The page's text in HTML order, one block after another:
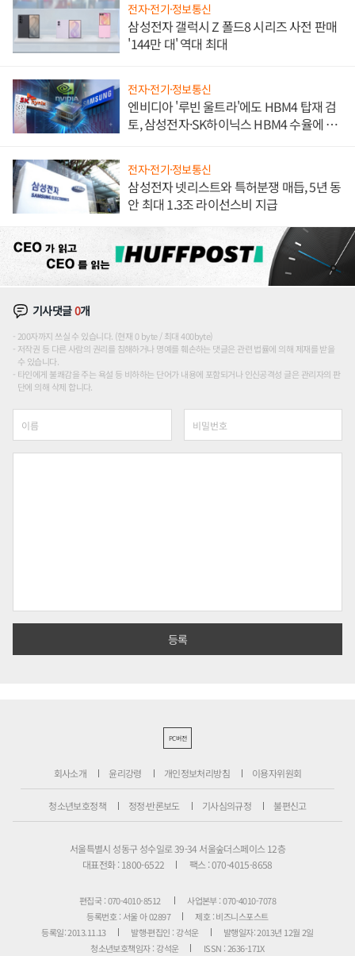
전자·전기·정보통신
삼성전자 갤럭시 Z 폴드8 시리즈 사전 판매
'144만 대' 역대 최대
전자·전기·정보통신
엔비디아 '루빈 울트라'에도 HBM4 탑재 검
토, 삼성전자·SK하이닉스 HBM4 수율에 주
전자·전기·정보통신
삼성전자 넷리스트와 특허분쟁 매듭, 5년 동
안 최대 1.3조 라이선스비 지급
기사댓글0개
200자까지 쓰실 수 있습니다. (현재 0 byte / 최대 400byte)
저작권 등 다른 사람의 권리를 침해하거나 명예를 훼손하는 댓글은 관련 법률에 의해 제재를 받을
수 있습니다.
타인에게 불쾌감을 주는 욕설 등 비하하는 단어가 내용에 포함되거나 인신공격성 글은 관리자의 판
단에 의해 삭제 합니다.
PC버전
회사소개 윤리강령 개인정보처리방침 이용자위원회
청소년보호정책 정정·반론보도 기사심의규정 불편신고
서울특별시 성동구 성수일로 39-34 서울숲더스페이스 12층
대표전화 : 1800-6522
팩스 : 070-4015-8658
편집국 : 070-4010-8512
사업본부 : 070-4010-7078
등록번호 : 서울 아 02897
제호 : 비즈니스포스트
등록일: 2013.11.13
발행·편집인 : 강석운
발행일자: 2013년 12월 2일
청소년보호책임자 : 강석운
ISSN : 2636-171X